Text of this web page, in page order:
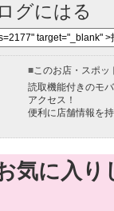
グにはる
■このお店・スポッ
読取機能付きのモ
アクセス！
便利に店舗情報を
気に入